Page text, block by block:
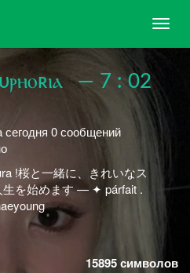
7 : 02
сегодня 0 сообщений
!ㅤㅤㅤㅤㅤㅤㅤ桜と一緒に、きれいなス
始めます — ✦ párfait .ㅤㅤㅤㅤㅤㅤ
15895символов